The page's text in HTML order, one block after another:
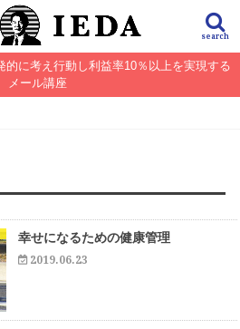
search
的に考え行動し利益率10％以上を実現する
メール講座
幸せになるための健康管理
2019.06.23